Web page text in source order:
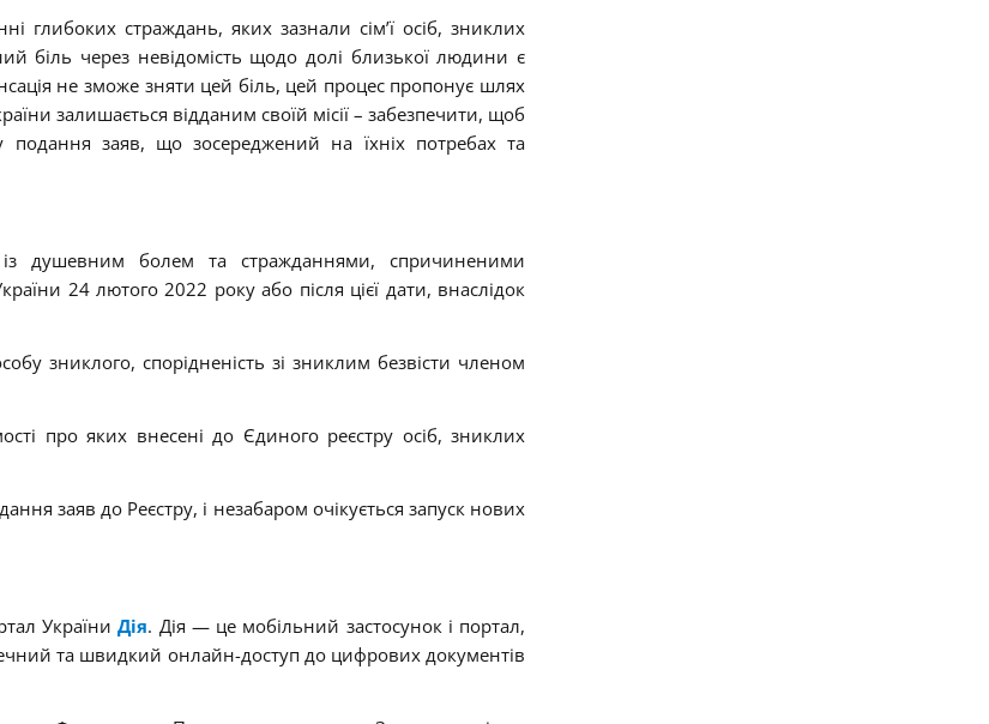
глибоких страждань, яких зазнали сім’ї осіб, зниклих
біль через невідомість щодо долі близької людини є
не зможе зняти цей біль, цей процес пропонує шлях
залишається відданим своїй місії – забезпечити, щоб
подання заяв, що зосереджений на їхніх потребах та
із душевним болем та стражданнями, спричиненими
24 лютого 2022 року або після цієї дати, внаслідок
зниклого, спорідненість зі зниклим безвісти членом
про яких внесені до Єдиного реєстру осіб, зниклих
заяв до Реєстру, і незабаром очікується запуск нових
УкраїниДія. Дія — це мобільний застосунок і портал,
та швидкий онлайн-доступ до цифрових документів